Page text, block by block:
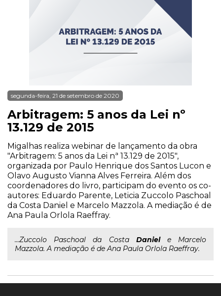
segunda-feira, 21 de setembro de 2020
Arbitragem: 5 anos da Lei nº
13.129 de 2015
Migalhas realiza webinar de lançamento da obra
"Arbitragem: 5 anos da Lei nª 13.129 de 2015",
organizada por Paulo Henrique dos Santos Lucon e
Olavo Augusto Vianna Alves Ferreira. Além dos
coordenadores do livro, participam do evento os co-
autores: Eduardo Parente, Leticia Zuccolo Paschoal
da Costa Daniel e Marcelo Mazzola. A mediação é de
Ana Paula Orlola Raeffray.
...Zuccolo Paschoal da Costa Daniele Marcelo
Mazzola. A mediação é de Ana Paula Orlola Raeffray.